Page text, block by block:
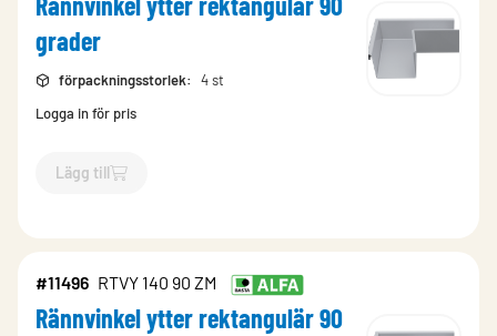
grader
förpackningsstorlek:
4 st
Logga in för pris
Lägg till
`$Lägg till
#11496 RTVY 140 90 ZM
Rännvinkel ytter rektangulär 90